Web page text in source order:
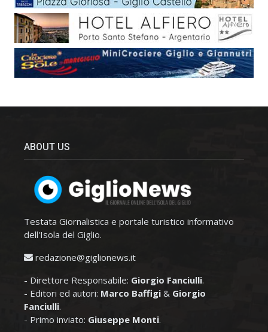
ABOUT US
Testata Giornalistica e portale turistico informativo
dell'Isola del Giglio.
redazione@giglionews.it
- Direttore Responsabile: Giorgio Fanciulli.
- Editori ed autori: Marco Baffigi & Giorgio
Fanciulli.
- Primo inviato: Giuseppe Monti.